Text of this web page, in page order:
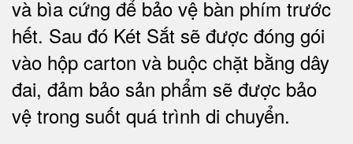
và bìa cứng để bảo vệ bàn phím trước
hết. Sau đó Két Sắt sẽ được đóng gói
vào hộp carton và buộc chặt bằng dây
đai, đảm bảo sản phẩm sẽ được bảo
vệ trong suốt quá trình di chuyển.